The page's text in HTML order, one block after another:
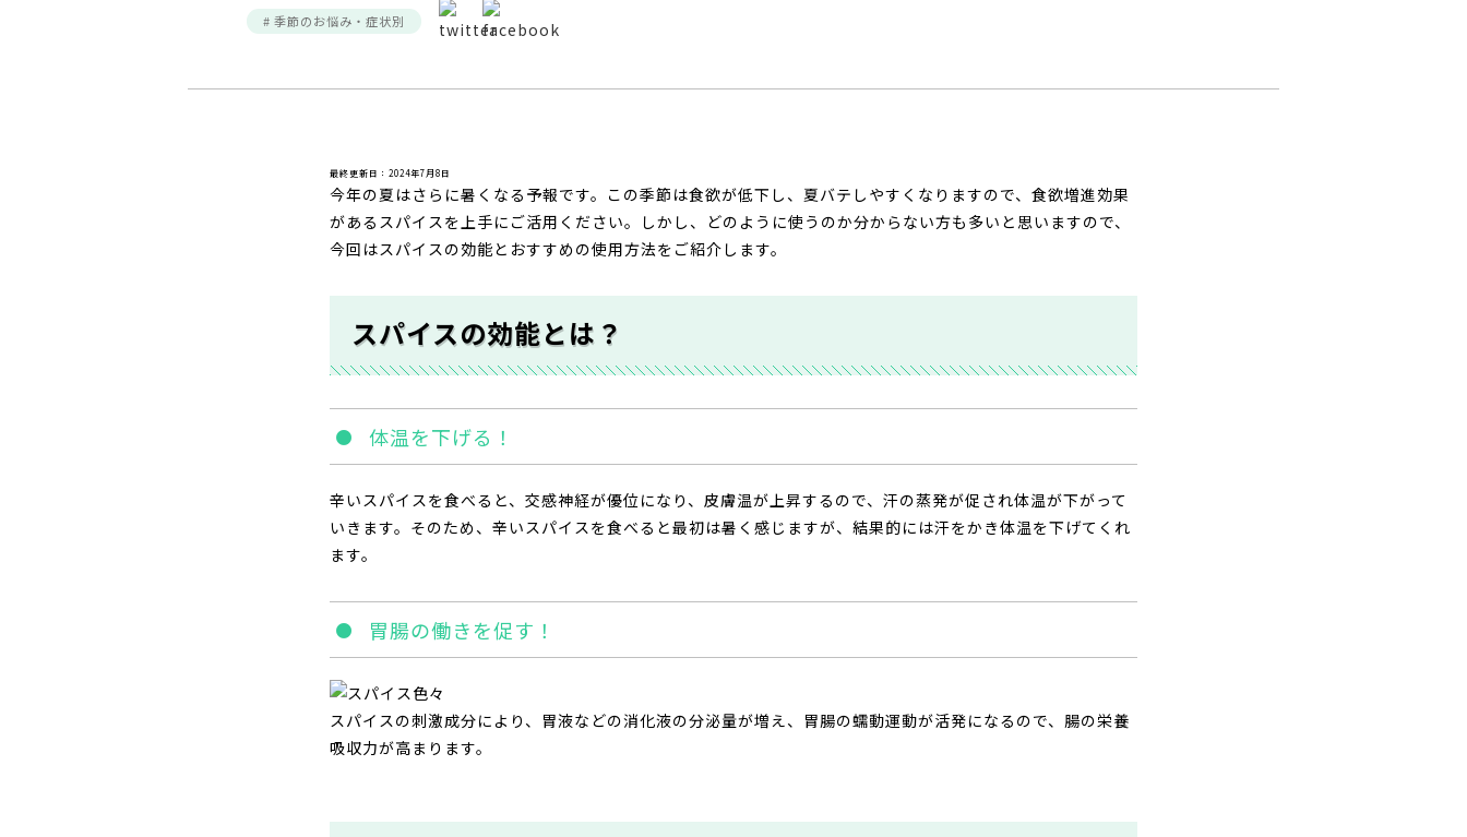
# 季節のお悩み・症状別
最終更新日：2024年7月8日
今年の夏はさらに暑くなる予報です。この季節は食欲が低下し、夏バテしやすくなりますので、食欲増進効果
があるスパイスを上手にご活用ください。しかし、どのように使うのか分からない方も多いと思いますので、
今回はスパイスの効能とおすすめの使用方法をご紹介します。
スパイスの効能とは？
体温を下げる！
辛いスパイスを食べると、交感神経が優位になり、皮膚温が上昇するので、汗の蒸発が促され体温が下がって
いきます。そのため、辛いスパイスを食べると最初は暑く感じますが、結果的には汗をかき体温を下げてくれ
ます。
胃腸の働きを促す！
スパイスの刺激成分により、胃液などの消化液の分泌量が増え、胃腸の蠕動運動が活発になるので、腸の栄養
吸収力が高まります。